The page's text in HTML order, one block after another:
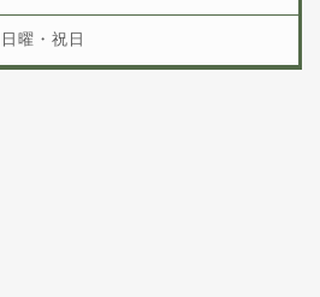
日曜・祝日